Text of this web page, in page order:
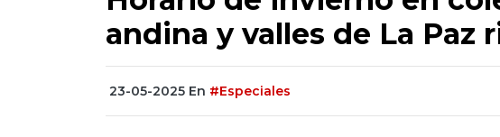
andina y valles de La Paz
23-05-2025 En #Especiales